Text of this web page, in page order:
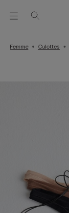
Femme Culottes